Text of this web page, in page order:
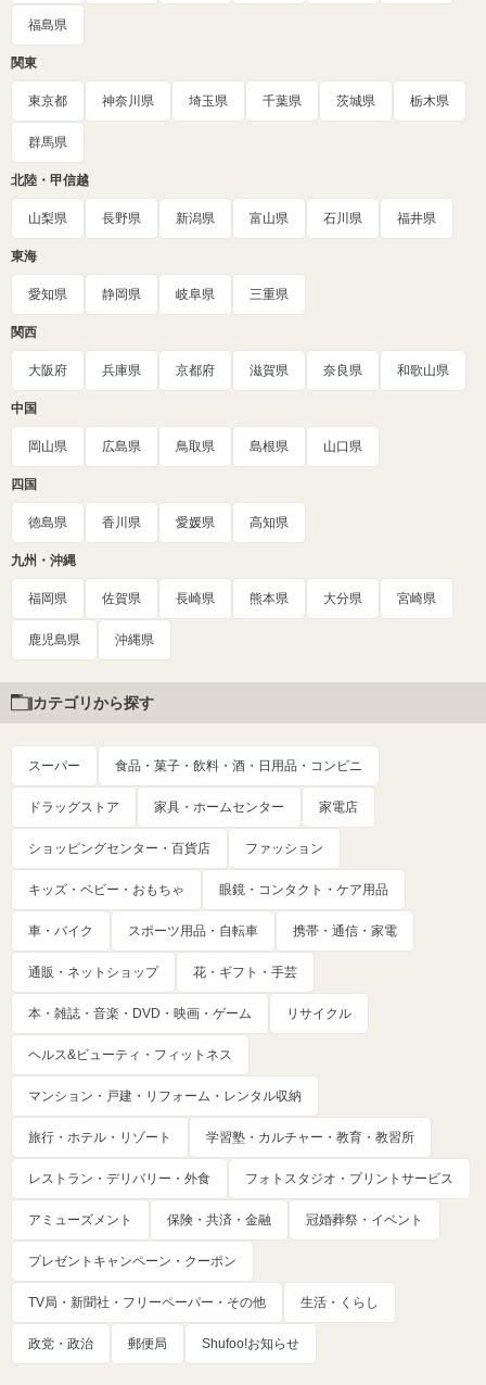
福島県
関東
東京都 神奈川県 埼玉県 千葉県 茨城県 栃木県
群馬県
北陸・甲信越
山梨県 長野県 新潟県 富山県 石川県 福井県
東海
愛知県 静岡県 岐阜県 三重県
関西
大阪府 兵庫県 京都府 滋賀県 奈良県 和歌山県
中国
岡山県 広島県 鳥取県 島根県 山口県
四国
徳島県 香川県 愛媛県 高知県
九州・沖縄
福岡県 佐賀県 長崎県 熊本県 大分県 宮崎県
鹿児島県 沖縄県
カテゴリから探す
スーパー 食品・菓子・飲料・酒・日用品・コンビニ
ドラッグストア 家具・ホームセンター 家電店
ショッピングセンター・百貨店 ファッション
キッズ・ベビー・おもちゃ 眼鏡・コンタクト・ケア用品
車・バイク スポーツ用品・自転車 携帯・通信・家電
通販・ネットショップ 花・ギフト・手芸
本・雑誌・音楽・DVD・映画・ゲーム リサイクル
ヘルス&ビューティ・フィットネス
マンション・戸建・リフォーム・レンタル収納
旅行・ホテル・リゾート 学習塾・カルチャー・教育・教習所
レストラン・デリバリー・外食 フォトスタジオ・プリントサービス
アミューズメント 保険・共済・金融 冠婚葬祭・イベント
プレゼントキャンペーン・クーポン
TV局・新聞社・フリーペーパー・その他 生活・くらし
政党・政治 郵便局 Shufoo!お知らせ